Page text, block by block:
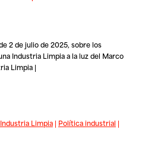
2 de julio de 2025, sobre los
Industria Limpia a la luz del Marco
Limpia |
Limpia| Política industrial |